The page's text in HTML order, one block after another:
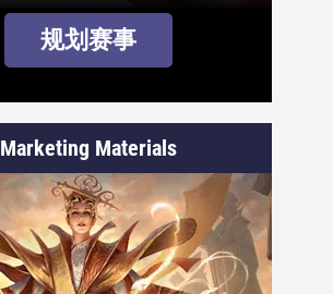
规划赛事
Marketing Materials